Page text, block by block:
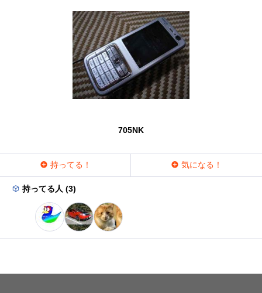
705NK
持ってる！ 気になる！
持ってる人 (3)